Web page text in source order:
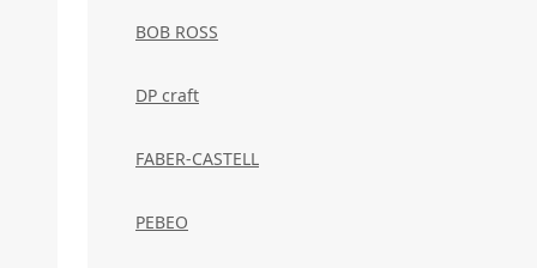
BOB ROSS
DP craft
FABER-CASTELL
PEBEO